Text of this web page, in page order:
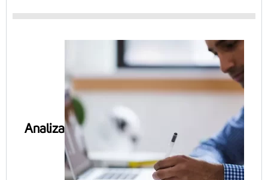
Analiza